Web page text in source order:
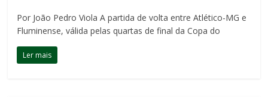
Por João Pedro Viola A partida de volta entre Atlético-MG e
Fluminense, válida pelas quartas de final da Copa do
Ler mais